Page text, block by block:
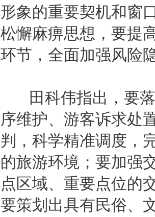
形象的重要契机和窗
松懈麻痹思想，要提
环节，全面加强风险
田科伟指出，要落
序维护、游客诉求处
判，科学精准调度，
的旅游环境；要加强
点区域、重要点位的
要策划出具有民俗、